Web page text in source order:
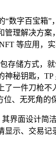
“数字百宝
理解决方
等应用，
存储方式，
秘钥匙，
一件刀枪
、无死角的
界面设计
示、交易